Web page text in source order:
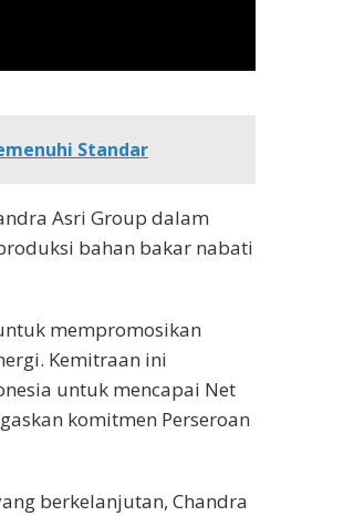
Standar
Asri Group dalam
bahan bakar nabati
mempromosikan
Kemitraan ini
untuk mencapai Net
komitmen Perseroan
berkelanjutan, Chandra